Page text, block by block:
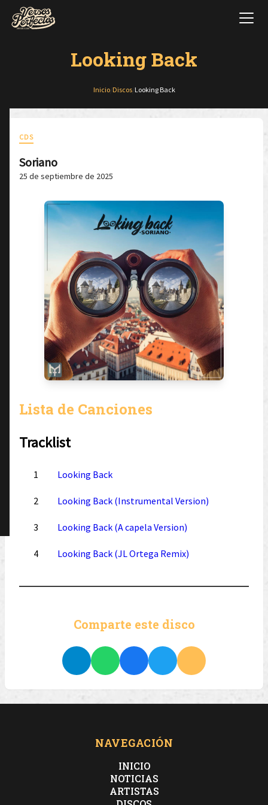
Looking Back
Inicio/ Discos/ Looking Back
CDS
Soriano
25 de septiembre de 2025
Lista de Canciones
Tracklist
1 Looking Back
2 Looking Back (Instrumental Version)
3 Looking Back (A capela Version)
4 Looking Back (JL Ortega Remix)
Comparte este disco
NAVEGACIÓN
INICIO
NOTICIAS
ARTISTAS